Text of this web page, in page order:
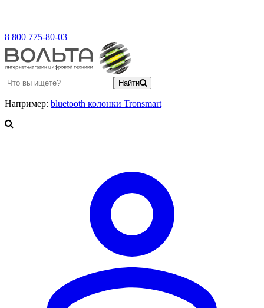
8 800 775-80-03
Найти
Например: bluetooth колонки Tronsmart